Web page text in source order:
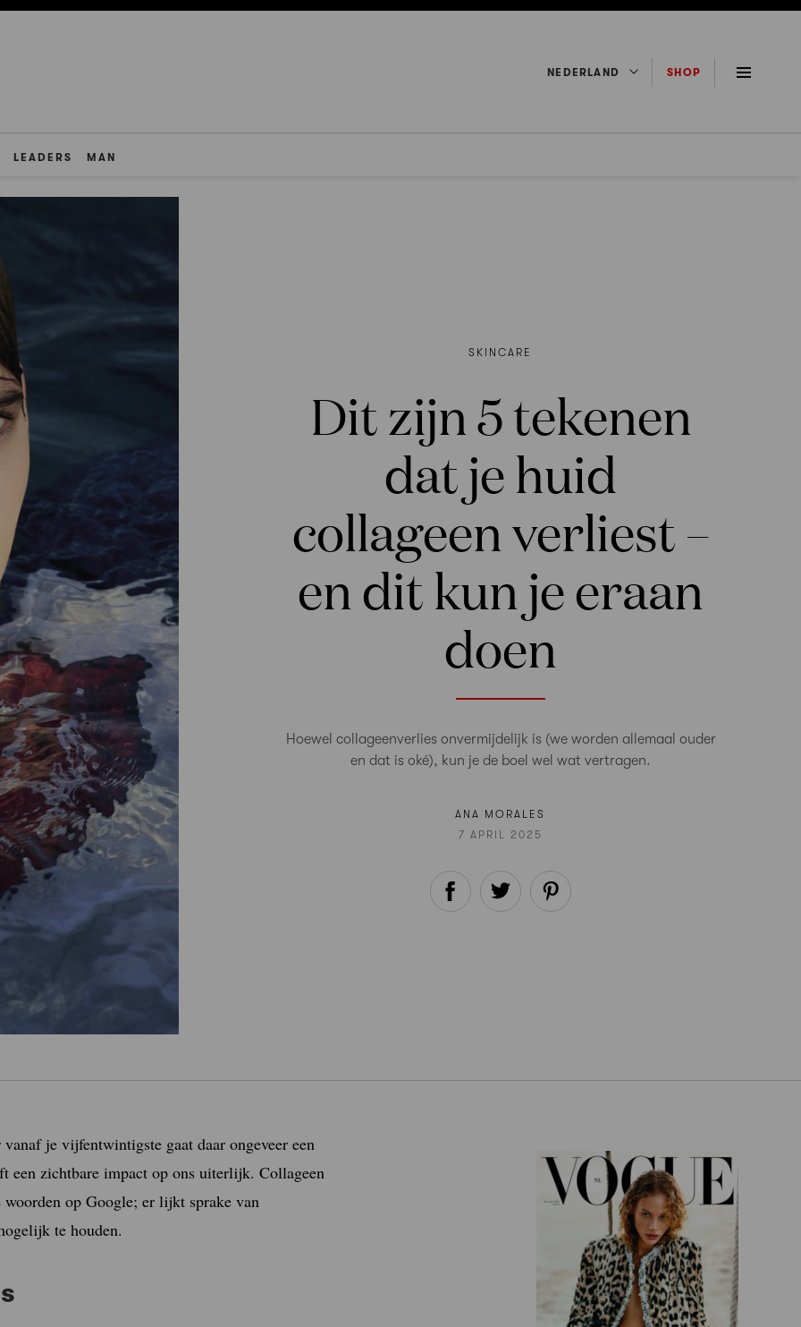
NEDERLAND SHOP
LEADERS MAN
SKINCARE
Dit zijn 5 tekenen
dat je huid
collageen verliest –
en dit kun je eraan
doen
Hoewel collageenverlies onvermijdelijk is (we worden allemaal ouder
en dat is oké), kun je de boel wel wat vertragen.
ANA MORALES
7 APRIL 2025
je vijfentwintigste gaat daar ongeveer een
een zichtbare impact op ons uiterlijk. Collageen
woorden op Google; er lijkt sprake van
te houden.